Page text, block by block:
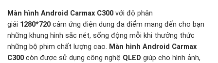
Màn hình Android Carmax C300 với độ phân
giải 1280*720 cảm ứng điện dung đa điểm mang đến cho bạn
những khung hình sắc nét, sống động mỗi khi thưởng thức
những bộ phim chất lượng cao. Màn hình Android Carmax
C300 còn được sử dụng công nghệ QLED giúp cho hình ảnh,